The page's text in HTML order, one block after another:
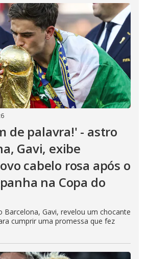
de palavra!' - astro
Gavi, exibe
cabelo rosa após o
na Copa do
Barcelona, Gavi, revelou um chocante
cumprir uma promessa que fez